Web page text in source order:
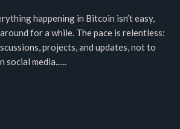
happening in Bitcoin isn’t easy,
for a while. The pace is relentless:
projects, and updates, not to
social media......